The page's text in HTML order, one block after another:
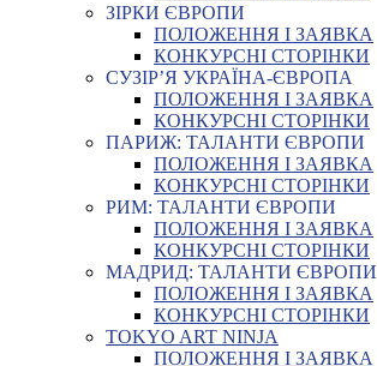
ЗІРКИ ЄВРОПИ
ПОЛОЖЕННЯ І ЗАЯВКА
КОНКУРСНІ СТОРІНКИ
СУЗІР’Я УКРАЇНА-ЄВРОПА
ПОЛОЖЕННЯ І ЗАЯВКА
КОНКУРСНІ СТОРІНКИ
ПАРИЖ: ТАЛАНТИ ЄВРОПИ
ПОЛОЖЕННЯ І ЗАЯВКА
КОНКУРСНІ СТОРІНКИ
РИМ: ТАЛАНТИ ЄВРОПИ
ПОЛОЖЕННЯ І ЗАЯВКА
КОНКУРСНІ СТОРІНКИ
МАДРИД: ТАЛАНТИ ЄВРОПИ
ПОЛОЖЕННЯ І ЗАЯВКА
КОНКУРСНІ СТОРІНКИ
TOKYO ART NINJA
ПОЛОЖЕННЯ І ЗАЯВКА